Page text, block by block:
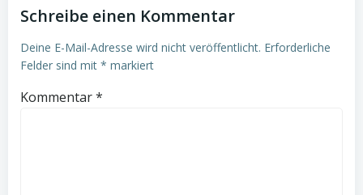
Schreibe einen Kommentar
Deine E-Mail-Adresse wird nicht veröffentlicht. Erforderliche
Felder sind mit * markiert
Kommentar*